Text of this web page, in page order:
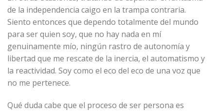
de la independencia caigo en la trampa contraria.
Siento entonces que dependo totalmente del mundo
para ser quien soy, que no hay nada en mí
genuinamente mío, ningún rastro de autonomía y
libertad que me rescate de la inercia, el automatismo y
la reactividad. Soy como el eco del eco de una voz que
no me pertenece.
Qué duda cabe que el proceso de ser persona es